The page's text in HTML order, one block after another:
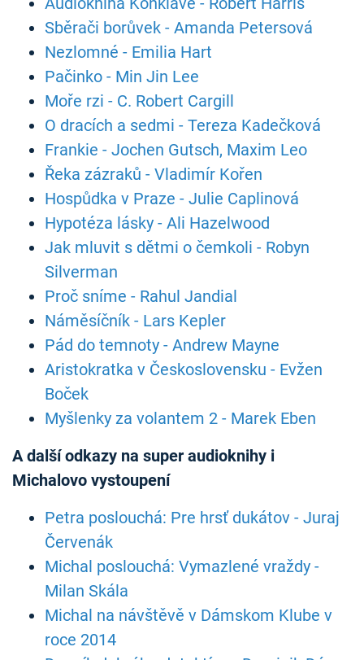
Sběrači borůvek - Amanda Petersová
Nezlomné - Emilia Hart
Pačinko - Min Jin Lee
Moře rzi - C. Robert Cargill
O dracích a sedmi - Tereza Kadečková
Frankie - Jochen Gutsch, Maxim Leo
Řeka zázraků - Vladimír Kořen
Hospůdka v Praze - Julie Caplinová
Hypotéza lásky - Ali Hazelwood
Jak mluvit s dětmi o čemkoli - Robyn
Silverman
Proč sníme - Rahul Jandial
Náměsíčník - Lars Kepler
Pád do temnoty - Andrew Mayne
Aristokratka v Československu - Evžen
Boček
Myšlenky za volantem 2 - Marek Eben
A další odkazy na super audioknihy i
Michalovo vystoupení
Petra poslouchá: Pre hrsť dukátov - Juraj
Červenák
Michal poslouchá: Vymazlené vraždy -
Milan Skála
Michal na návštěvě v Dámskom Klube v
roce 2014